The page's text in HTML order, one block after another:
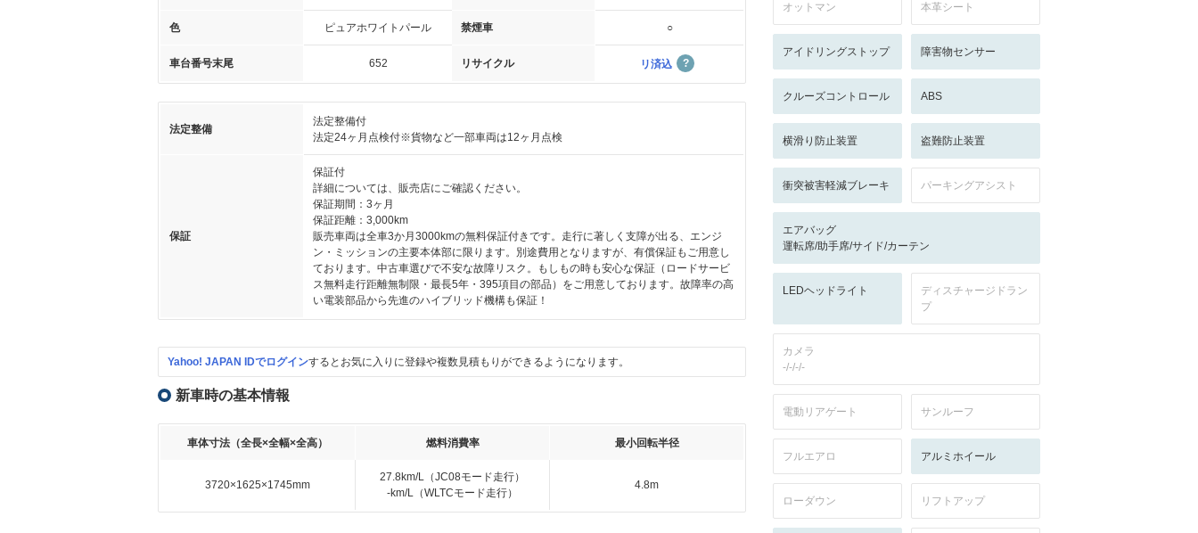
色 ピュアホワイトパール 禁煙車 ○
車台番号末尾 652 リサイクル リ済込
法定整備
法定整備付
法定24ヶ月点検付※貨物など一部車両は12ヶ月点検
保証
保証付
詳細については、販売店にご確認ください。
保証期間：3ヶ月
保証距離：3,000km
販売車両は全車3か月3000kmの無料保証付きです。走行に著しく支障が出る、エンジ
ン・ミッションの主要本体部に限ります。別途費用となりますが、有償保証もご用意し
ております。中古車選びで不安な故障リスク。もしもの時も安心な保証（ロードサービ
ス無料走行距離無制限・最長5年・395項目の部品）をご用意しております。故障率の高
い電装部品から先進のハイブリッド機構も保証！
Yahoo! JAPAN IDでログインするとお気に入りに登録や複数見積もりができるようになります。
新車時の基本情報
車体寸法（全長×全幅×全高） 燃料消費率 最小回転半径
3720×1625×1745mm
27.8km/L（JC08モード走行）
-km/L（WLTCモード走行）
4.8m
オットマン 本革シート
アイドリングストップ 障害物センサー
クルーズコントロール ABS
横滑り防止装置 盗難防止装置
衝突被害軽減ブレーキ パーキングアシスト
エアバッグ
運転席/助手席/サイド/カーテン
LEDヘッドライト
ディスチャージドラン
プ
カメラ
-/-/-/-
電動リアゲート サンルーフ
フルエアロ アルミホイール
ローダウン リフトアップ